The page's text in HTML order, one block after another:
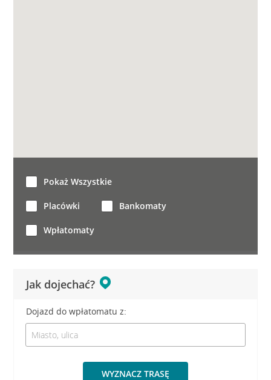
Jak dojechać?
Dojazd do wpłatomatu z:
WYZNACZ TRASĘ
Pokaż Wszystkie
Placówki Bankomaty
Wpłatomaty